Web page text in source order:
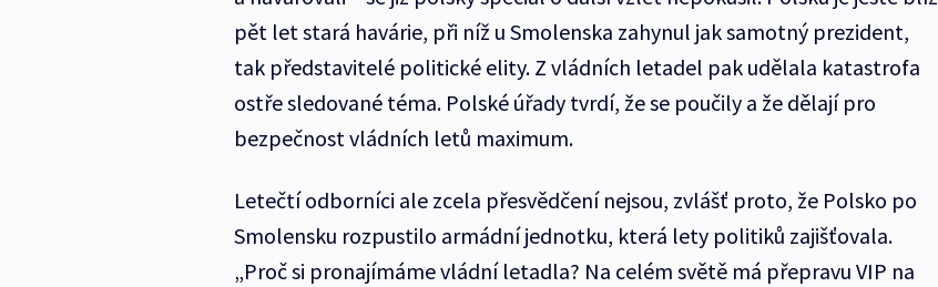
pět let stará havárie, při níž u Smolenska zahynul jak samotný prezident,
tak představitelé politické elity. Z vládních letadel pak udělala katastrofa
ostře sledované téma. Polské úřady tvrdí, že se poučily a že dělají pro
bezpečnost vládních letů maximum.
Letečtí odborníci ale zcela přesvědčení nejsou, zvlášť proto, že Polsko po
Smolensku rozpustilo armádní jednotku, která lety politiků zajišťovala.
„Proč si pronajímáme vládní letadla? Na celém světě má přepravu VIP na